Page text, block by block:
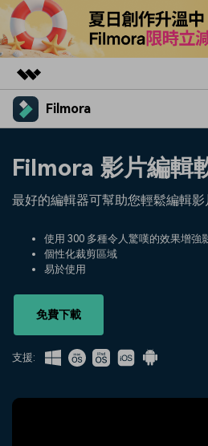
精選產品
實用工具
解決方案
商店
Filmora
音訊
熱門人群
熱門方案
部落格
AI提示詞大全
收錄 100+ 熱門影片提示詞，快
幫助中心
我們隨時為您提供協助 如
立即購買
Filmora 影片編輯
最好的編輯器可幫助您輕鬆編輯影
使用 300 多種令人驚嘆的效果增強
個性化裁剪區域
易於使用
免費下載
支援: